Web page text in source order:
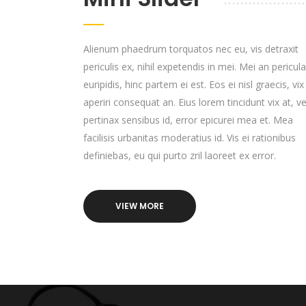
Alienum phaedrum torquatos nec eu, vis detraxit
periculis ex, nihil expetendis in mei. Mei an pericula
euripidis, hinc partem ei est. Eos ei nisl graecis, vix
aperiri consequat an. Eius lorem tincidunt vix at,
pertinax sensibus id, error epicurei mea et. Mea
facilisis urbanitas moderatius id. Vis ei rationibus
definiebas, eu qui purto zril laoreet ex error.
VIEW MORE